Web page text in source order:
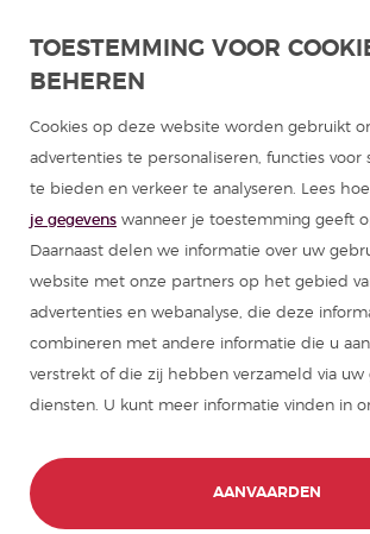
Programma's Spaans voor groepen
Cursussen Spaans
Zomerkampen Spanje
Hulpmiddelen om Spaans te leren
Partners
Reisgids van Spanje
Reisgidsen van Latijns-Amerika
TOESTEMMING VOOR
BEHEREN
Cookies op deze website worden gebruikt
advertenties te personaliseren, functies voor
te bieden en verkeer te analyseren. Lees hoe
je gegevens wanneer je toestemming geeft
Daarnaast delen we informatie over uw
website met onze partners op het gebied
advertenties en webanalyse, die deze
combineren met andere informatie die u
verstrekt of die zij hebben verzameld via uw
diensten. U kunt meer informatie vinden in
AANVAARDEN